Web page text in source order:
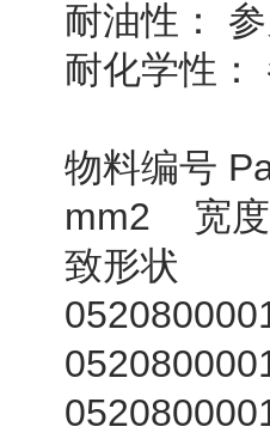
耐油性：
耐化学性：
物料编号
mm2 宽
致形状